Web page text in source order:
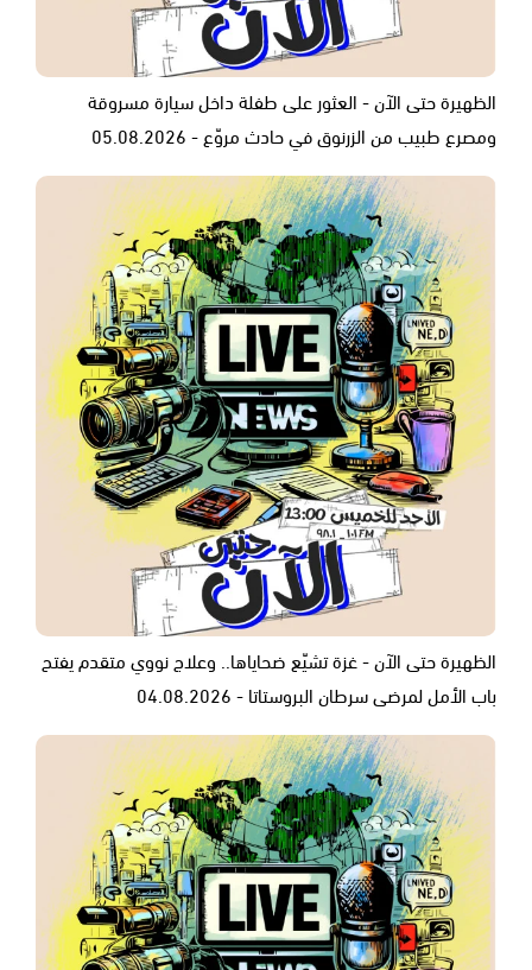
الظهيرة حتى الآن - العثور على طفلة داخل سيارة مسروقة
ومصرع طبيب من الزرنوق في حادث مروّع - 05.08.2026
الظهيرة حتى الآن - غزة تشيّع ضحاياها.. وعلاج نووي متقدم يفتح
باب الأمل لمرضى سرطان البروستاتا - 04.08.2026